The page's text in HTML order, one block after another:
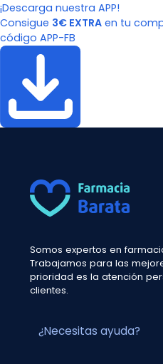
¡Descarga nuestra APP!
Consigue 3€ EXTRA en tu
código APP-FB
Somos expertos en
Trabajamos para las
prioridad es la atención
clientes.
¿Necesitas ayuda?